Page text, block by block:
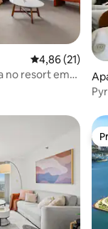
4,86 de uma
4,86 (21)
no resort em